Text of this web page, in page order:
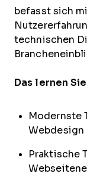
befasst sich
technischen
Das lernen
Modernste
Webdesign
Praktische